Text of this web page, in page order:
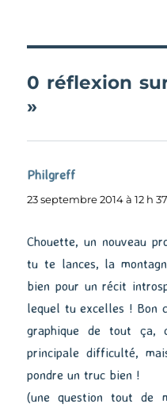
0 réflexion
»
Philgreff
23 septembre 2014 à 12 h
Chouette, un nouveau
tu te lances, la
bien pour un récit
lequel tu excelles ! Bon
graphique de tout
principale difficulté,
pondre un truc bien !
(une question tout de